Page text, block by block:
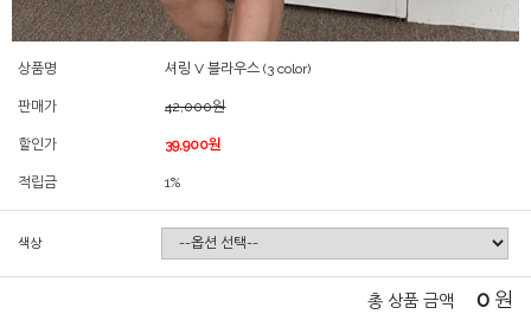
상품명 셔링 V 블라우스 (3 color)
판매가 42,000원
할인가 39,900원
적립금 1%
색상
총 상품 금액 0 원